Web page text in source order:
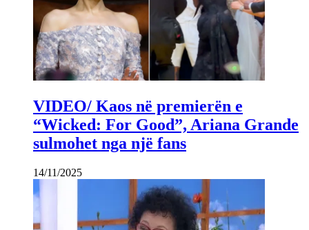
VIDEO/ Kaos në premierën e
“Wicked: For Good”, Ariana Grande
sulmohet nga një fans
14/11/2025